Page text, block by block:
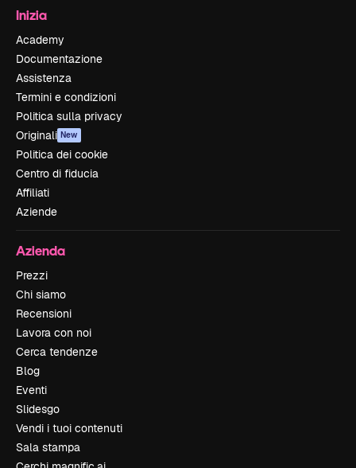
Inizia
Academy
Documentazione
Assistenza
Termini e condizioni
Politica sulla privacy
Originali New
Politica dei cookie
Centro di fiducia
Affiliati
Aziende
Azienda
Prezzi
Chi siamo
Recensioni
Lavora con noi
Cerca tendenze
Blog
Eventi
Slidesgo
Vendi i tuoi contenuti
Sala stampa